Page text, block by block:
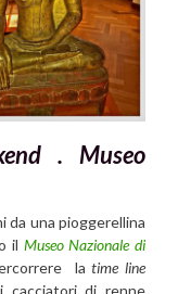
.Museo
da una pioggerellina
il Museo Nazionale di
latime line
cacciatori di renne